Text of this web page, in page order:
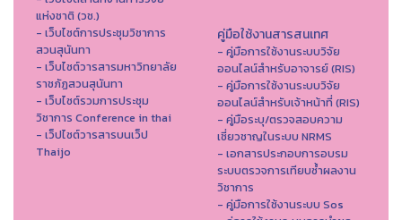
แห่งชาติ (วช.)
- เว็บไซต์การประชุมวิชาการ
สวนสุนันทา
- เว็บไซต์วารสารมหาวิทยาลัย
ราชภัฏสวนสุนันทา
- เว็บไซต์รวมการประชุม
วิชาการ Conference in thai
- เว็ปไซต์วารสารบนเว็ป
Thaijo
คู่มือใช้งานสารสนเทศ
- คู่มือการใช้งานระบบวิจัย
ออนไลน์สำหรับอาจารย์ (RIS)
- คู่มือการใช้งานระบบวิจัย
ออนไลน์สำหรับเจ้าหน้าที่ (RIS)
- คู่มือระบุ/ตรวจสอบความ
เชี่ยวชาญในระบบ NRMS
- เอกสารประกอบการอบรม
ระบบตรวจการเทียบซ้ำผลงาน
วิชาการ
- คู่มือการใช้งานระบบ Sos